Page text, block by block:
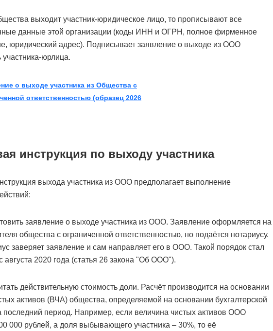
выходит участник-юридическое лицо, то прописывают все
данные этой организации (коды ИНН и ОГРН, полное фирменное
юридический адрес). Подписывает заявление о выходе из ООО
участника-юрлица.
о выходе участника из Общества с
ответственностью (образец 2026
инструкция по выходу участника
выхода участника из ООО предполагает выполнение
заявление о выходе участника из ООО. Заявление оформляется на
общества с ограниченной ответственностью, но подаётся нотариусу.
заверяет заявление и сам направляет его в ООО. Такой порядок стал
августа 2020 года (статья 26 закона "Об ООО").
действительную стоимость доли. Расчёт производится на основании
активов (ВЧА) общества, определяемой на основании бухгалтерской
последний период. Например, если величина чистых активов ООО
000 рублей, а доля выбывающего участника – 30%, то её